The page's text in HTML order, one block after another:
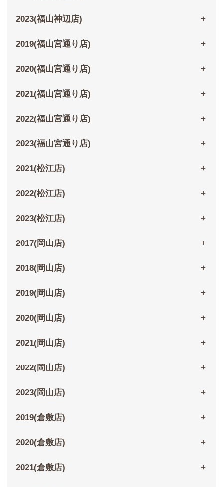
2023(福山神辺店)
2019(福山宮通り店)
2020(福山宮通り店)
2021(福山宮通り店)
2022(福山宮通り店)
2023(福山宮通り店)
2021(松江店)
2022(松江店)
2023(松江店)
2017(岡山店)
2018(岡山店)
2019(岡山店)
2020(岡山店)
2021(岡山店)
2022(岡山店)
2023(岡山店)
2019(倉敷店)
2020(倉敷店)
2021(倉敷店)